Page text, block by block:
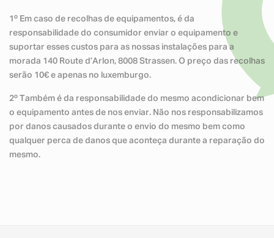
1º Em caso de recolhas de equipamentos, é da
responsabilidade do consumidor enviar o equipamento e
suportar esses custos para as nossas instalações para a
morada 140 Route d’Arlon, 8008 Strassen. O preço das recolhas
serão 10€ e apenas no luxemburgo.
2º Também é da responsabilidade do mesmo acondicionar bem
o equipamento antes de nos enviar. Não nos responsabilizamos
por danos causados durante o envio do mesmo bem como
qualquer perca de danos que aconteça durante a reparação do
mesmo.